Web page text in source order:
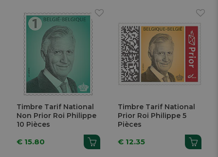
Timbre Tarif National
Non Prior Roi Philippe
10 Pièces
€ 15.80
Timbre Tarif National
Prior Roi Philippe 5
Pièces
€ 12.35